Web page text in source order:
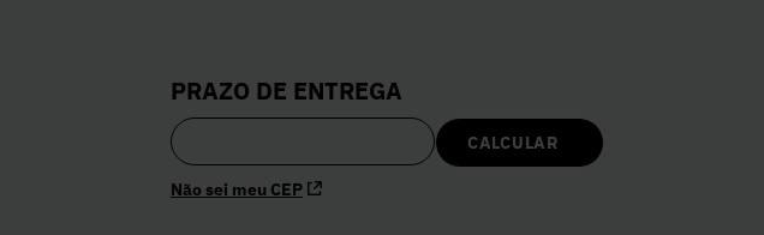
PRAZO DE ENTREGA
Não sei meu CEP